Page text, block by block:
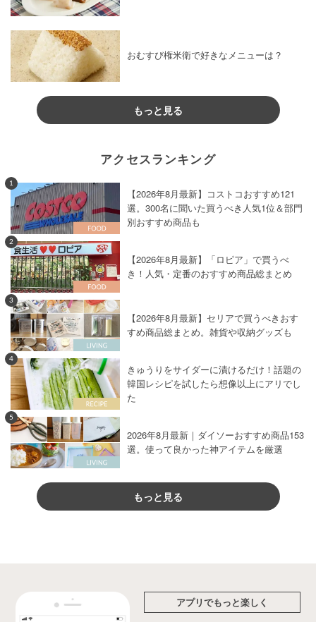
おむすび権米衛で好きなメニューは？
もっと見る
アクセスランキング
1
【2026年8月最新】コストコおすすめ121
選。300名に聞いた買うべき人気1位＆部門
別おすすめ商品も
2
【2026年8月最新】「ロピア」で買うべ
き！人気・定番のおすすめ商品総まとめ
3
【2026年8月最新】セリアで買うべきおす
すめ商品総まとめ。雑貨や収納グッズも
4
きゅうりをサイダーに漬けるだけ！話題の
韓国レシピを試したら想像以上にアリでし
た
5
2026年8月最新｜ダイソーおすすめ商品153
選。使って良かった神アイテムを厳選
もっと見る
アプリでもっと楽しく